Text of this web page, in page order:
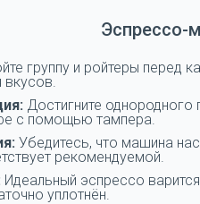
Эспрессо-
группу и ройтеры перед
Достигните
с помощью тампера.
Убедитесь, что машина
рекомендуемой.
Идеальный эспрессо
уплотнён.